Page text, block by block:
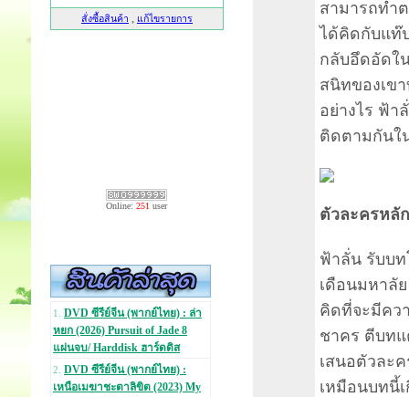
Online: 251 user
1. DVD ซีรีย์จีน (พากย์ไทย) : ล่า
หยก (2026) Pursuit of Jade 8
แผ่นจบ/ Harddisk ฮาร์ดดิส
2. DVD ซีรีย์จีน (พากย์ไทย) :
เหนือเมฆาชะตาลิขิต (2023) My
สามารถทำ
ได้คิดกับแท๊
กลับอึดอัดใ
สนิทของเขา
อย่างไร ฟ้า
ติดตามกันใ
ตัวละครหลั
ฟ้าลั่น รับบ
เดือนมหาลั
คิดที่จะมีคว
ชาคร ตีบทแ
เสนอตัวละ
เหมือนบทนี้เ